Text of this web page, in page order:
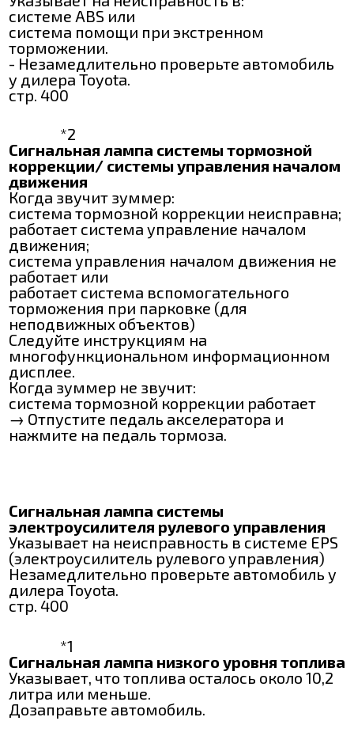
системе ABS или
система помощи при экстренном
торможении.
- Незамедлительно проверьте автомобиль
у дилера Toyota.
стр. 400
*2
Сигнальная лампа системы тормозной
коррекции/ системы управления началом
движения
Когда звучит зуммер:
система тормозной коррекции неисправна;
работает система управление началом
движения;
система управления началом движения не
работает или
работает система вспомогательного
торможения при парковке (для
неподвижных объектов)
Следуйте инструкциям на
многофункциональном информационном
дисплее.
Когда зуммер не звучит:
система тормозной коррекции работает
→ Отпустите педаль акселератора и
нажмите на педаль тормоза.
Сигнальная лампа системы
электроусилителя рулевого управления
Указывает на неисправность в системе EPS
(электроусилитель рулевого управления)
Незамедлительно проверьте автомобиль у
дилера Toyota.
стр. 400
*1
Сигнальная лампа низкого уровня топлива
Указывает, что топлива осталось около 10,2
литра или меньше.
Дозаправьте автомобиль.